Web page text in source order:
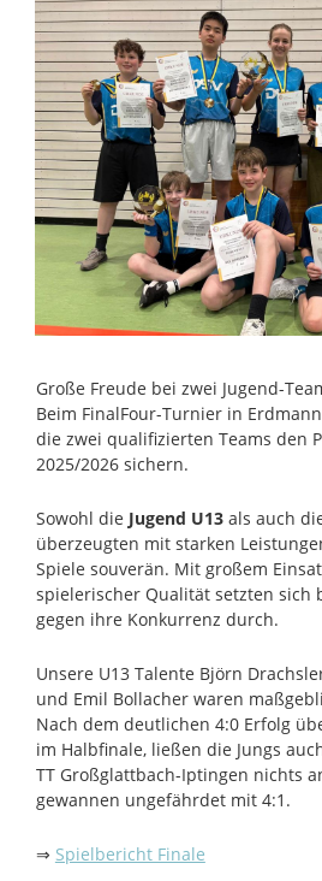
Große Freude bei zwei Jugend-
Beim FinalFour-Turnier in
die zwei qualifizierten Teams den
2025/2026 sichern.
Sowohl die Jugend U13als auch
überzeugten mit starken
Spiele souverän. Mit großem
spielerischer Qualität setzten sich
gegen ihre Konkurrenz durch.
Unsere U13 Talente Björn
und Emil Bollacher waren
Nach dem deutlichen 4:0 Erfolg
im Halbfinale, ließen die Jungs
TT Großglattbach-Iptingen nichts
gewannen ungefährdet mit 4:1.
⇒ Spielbericht Finale